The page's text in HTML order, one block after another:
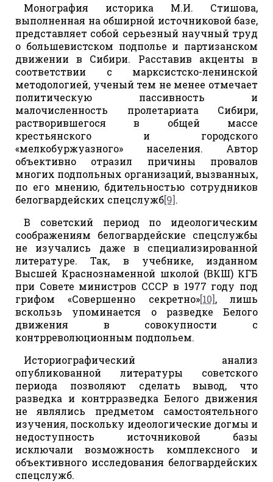
Монография историка М.И. Стишова,
выполненная на обширной источниковой базе,
представляет собой серьезный научный труд
о большевистском подполье и партизанском
движении в Сибири. Расставив акценты в
соответствии с марксистско-ленинской
методологией, ученый тем не менее отмечает
политическую пассивность и
малочисленность пролетариата Сибири,
растворившегося в общей массе
крестьянского и городского
«мелкобуржуазного» населения. Автор
объективно отразил причины провалов
многих подпольных организаций, вызванных,
по его мнению, бдительностью сотрудников
белогвардейских спецслужб[9].
В советский период по идеологическим
соображениям белогвардейские спецслужбы
не изучались даже в специализированной
литературе. Так, в учебнике, изданном
Высшей Краснознаменной школой (ВКШ) КГБ
при Совете министров СССР в 1977 году под
грифом «Совершенно секретно»[10], лишь
вскользь упоминается о разведке Белого
движения в совокупности с
контрреволюционным подпольем.
Историографический анализ
опубликованной литературы советского
периода позволяют сделать вывод, что
разведка и контрразведка Белого движения
не являлись предметом самостоятельного
изучения, поскольку идеологические догмы и
недоступность источниковой базы
исключали возможность комплексного и
объективного исследования белогвардейских
спецслужб.